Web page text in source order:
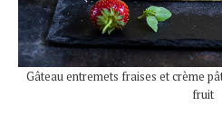
Gâteau entremets fraises et crème
fruit